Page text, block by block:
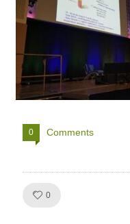
0 Comments
0